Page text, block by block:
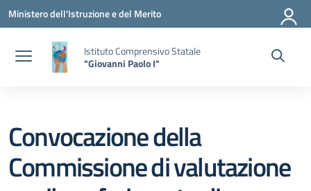
Vai ai contenuti
Vai al menu di navigazione
Vai al footer
Ministero dell'Istruzione e del Merito
Istituto Comprensivo Statale
"Giovanni Paolo I"
Convocazione della
Commissione di valutazione